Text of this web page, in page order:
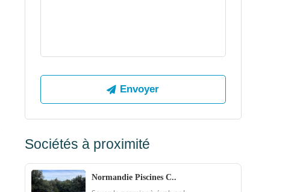
Sociétés à proximité
Normandie Piscines C..